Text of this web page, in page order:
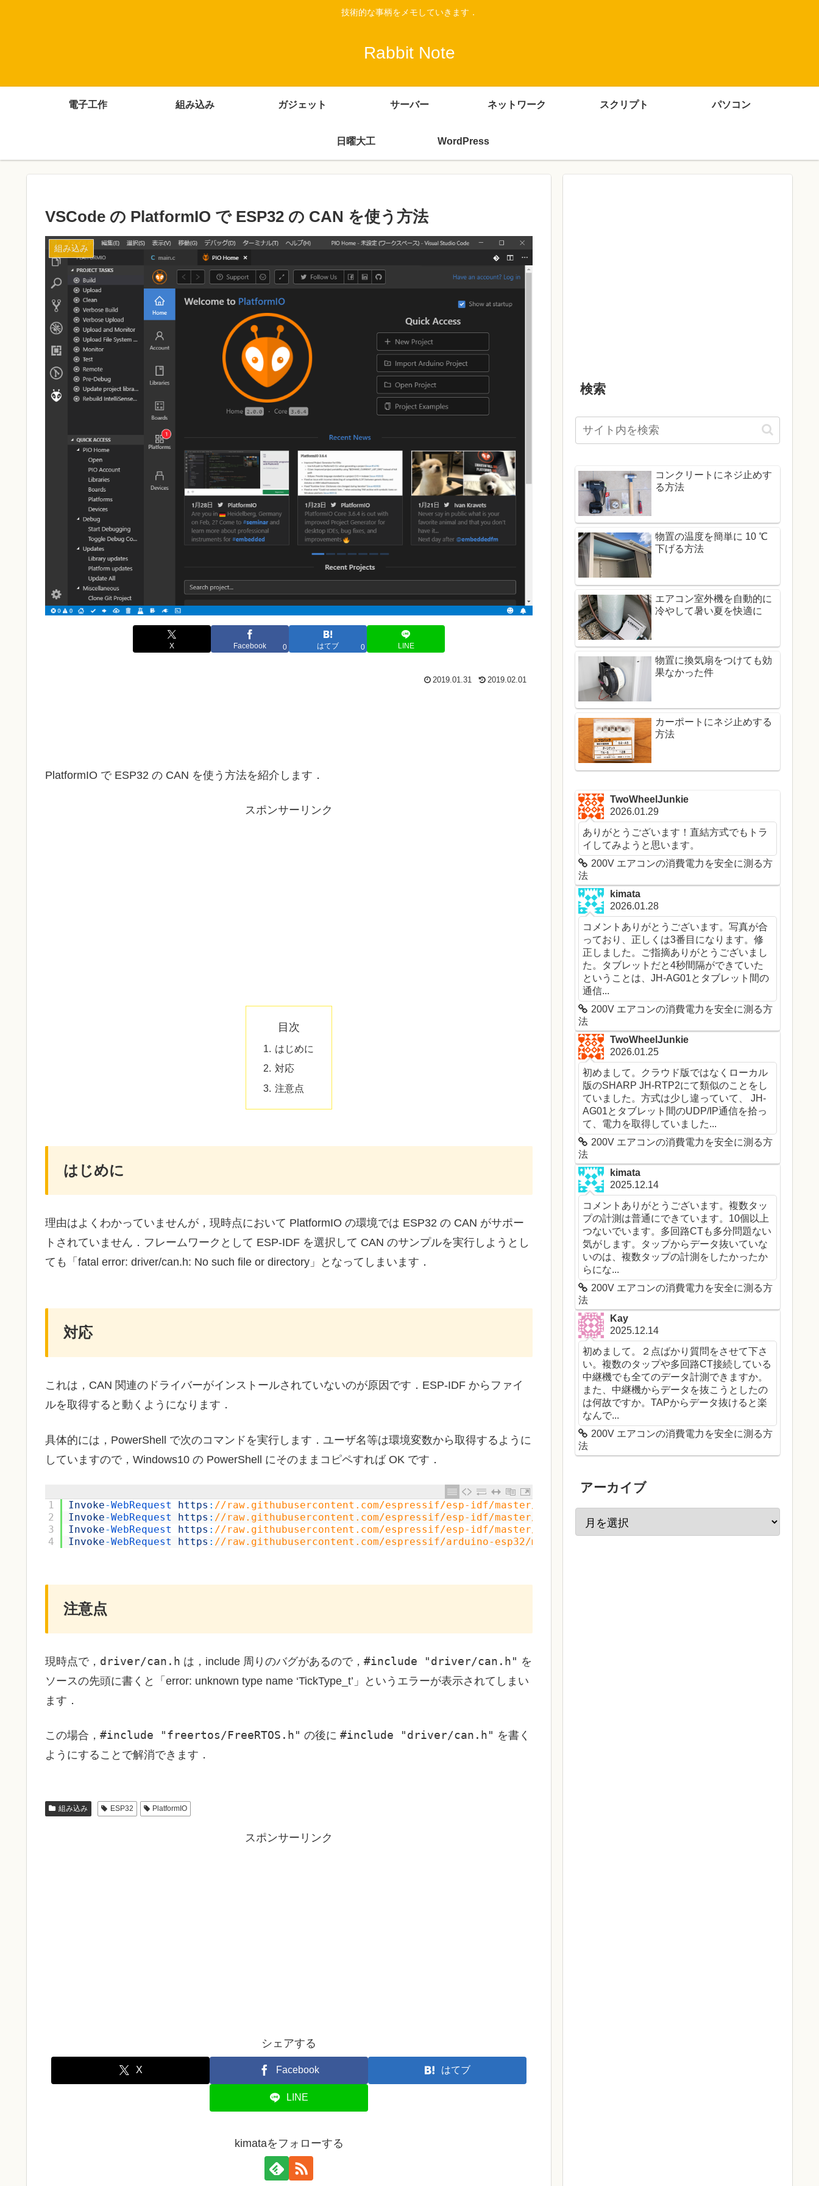
技術的な事柄をメモしていきます．
Rabbit Note
電子工作 組み込み ガジェット サーバー ネットワーク スクリプト パソコン
日曜大工 WordPress
VSCode の PlatformIO で ESP32 の CAN を使う方法
組み込み
X Facebook 0 はてブ 0 LINE
2019.01.31 2019.02.01
PlatformIO で ESP32 の CAN を使う方法を紹介します．
スポンサーリンク
目次
はじめに
対応
注意点
はじめに
理由はよくわかっていませんが，現時点において PlatformIO の環境では ESP32 の CAN がサポー
トされていません．フレームワークとして ESP-IDF を選択して CAN のサンプルを実行しようとし
ても「fatal error: driver/can.h: No such file or directory」となってしまいます．
対応
これは，CAN 関連のドライバーがインストールされていないのが原因です．ESP-IDF からファイ
ルを取得すると動くようになります．
具体的には，PowerShell で次のコマンドを実行します．ユーザ名等は環境変数から取得するように
していますので，Windows10 の PowerShell にそのままコピペすれば OK です．
1
2
3
4
Invoke-WebRequest https : //raw.githubusercontent.com/espressif/esp-idf/master/components/driver/can.c -OutFile
Invoke-WebRequest https : //raw.githubusercontent.com/espressif/esp-idf/master/components/driver/include/driver/can.h -
Invoke-WebRequest https : //raw.githubusercontent.com/espressif/esp-idf/master/components/soc/esp32/include/soc/
Invoke-WebRequest https : //raw.githubusercontent.com/espressif/arduino-esp32/master/tools/sdk/ld/esp32.peripherals.ld -
注意点
現時点で， driver/can.h は，include 周りのバグがあるので， #include "driver/can.h" を
ソースの先頭に書くと「error: unknown type name ‘TickType_t’」というエラーが表示されてしまい
ます．
この場合， #include "freertos/FreeRTOS.h" の後に #include "driver/can.h" を書く
ようにすることで解消できます．
組み込み ESP32 PlatformIO
スポンサーリンク
シェアする
X Facebook はてブ
LINE
kimataをフォローする
検索
コンクリートにネジ止めす
る方法
物置の温度を簡単に 10 ℃
下げる方法
エアコン室外機を自動的に
冷やして暑い夏を快適に
物置に換気扇をつけても効
果なかった件
カーポートにネジ止めする
方法
TwoWheelJunkie
2026.01.29
ありがとうございます！直結方式でもトラ
イしてみようと思います。
200V エアコンの消費電力を安全に測る方
法
kimata
2026.01.28
コメントありがとうございます。写真が合
っており、正しくは3番目になります。修
正しました。ご指摘ありがとうございまし
た。タブレットだと4秒間隔ができていた
ということは、JH-AG01とタブレット間の
通信...
200V エアコンの消費電力を安全に測る方
法
TwoWheelJunkie
2026.01.25
初めまして。クラウド版ではなくローカル
版のSHARP JH-RTP2にて類似のことをし
ていました。方式は少し違っていて、 JH-
AG01とタブレット間のUDP/IP通信を拾っ
て、電力を取得していました...
200V エアコンの消費電力を安全に測る方
法
kimata
2025.12.14
コメントありがとうございます。複数タッ
プの計測は普通にできています。10個以上
つないでいます。多回路CTも多分問題ない
気がします。タップからデータ抜いていな
いのは、複数タップの計測をしたかったか
らにな...
200V エアコンの消費電力を安全に測る方
法
Kay
2025.12.14
初めまして。２点ばかり質問をさせて下さ
い。複数のタップや多回路CT接続している
中継機でも全てのデータ計測できますか。
また、中継機からデータを抜こうとしたの
は何故ですか。TAPからデータ抜けると楽
なんで...
200V エアコンの消費電力を安全に測る方
法
アーカイブ